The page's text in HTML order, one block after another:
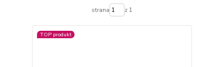
strana z 1
TOP produkt